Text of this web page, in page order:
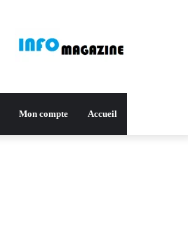
Accueil
Mon compte